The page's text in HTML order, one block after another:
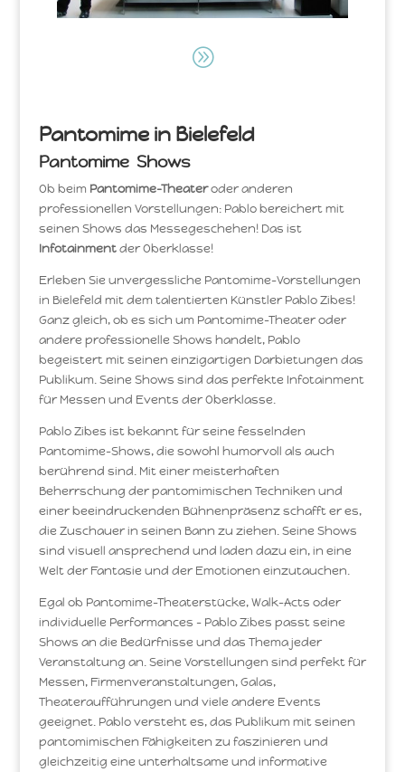
A
Pantomime in Bielefeld
Pantomime Shows
Ob beim Pantomime-Theateroder anderen
professionellen Vorstellungen: Pablo bereichert mit
seinen Shows das Messegeschehen! Das ist
Infotainmentder Oberklasse!
Erleben Sie unvergessliche Pantomime-Vorstellungen
in Bielefeld mit dem talentierten Künstler Pablo Zibes!
Ganz gleich, ob es sich um Pantomime-Theater oder
andere professionelle Shows handelt, Pablo
begeistert mit seinen einzigartigen Darbietungen das
Publikum. Seine Shows sind das perfekte Infotainment
für Messen und Events der Oberklasse.
Pablo Zibes ist bekannt für seine fesselnden
Pantomime-Shows, die sowohl humorvoll als auch
berührend sind. Mit einer meisterhaften
Beherrschung der pantomimischen Techniken und
einer beeindruckenden Bühnenpräsenz schafft er es,
die Zuschauer in seinen Bann zu ziehen. Seine Shows
sind visuell ansprechend und laden dazu ein, in eine
Welt der Fantasie und der Emotionen einzutauchen.
Egal ob Pantomime-Theaterstücke, Walk-Acts oder
individuelle Performances – Pablo Zibes passt seine
Shows an die Bedürfnisse und das Thema jeder
Veranstaltung an. Seine Vorstellungen sind perfekt für
Messen, Firmenveranstaltungen, Galas,
Theateraufführungen und viele andere Events
geeignet. Pablo versteht es, das Publikum mit seinen
pantomimischen Fähigkeiten zu faszinieren und
gleichzeitig eine unterhaltsame und informative